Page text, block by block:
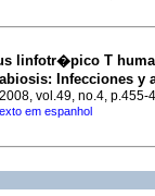
linfotr�pico T
: Infecciones y
vol.49, no.4,
em espanhol